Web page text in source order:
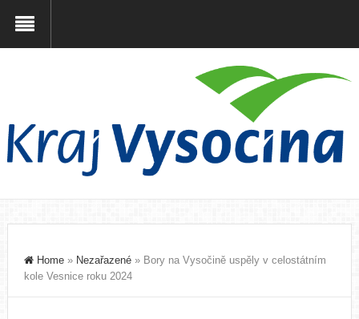
Home» Nezařazené» Bory na Vysočině uspěly v celostátním
kole Vesnice roku 2024